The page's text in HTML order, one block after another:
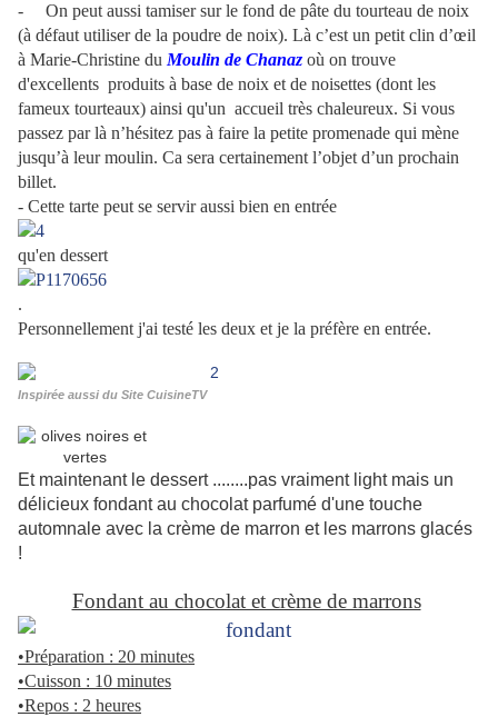
-
On peut aussi tamiser sur le fond de pâte du tourteau de noix
(à défaut utiliser de la poudre de noix). Là c’est un petit clin d’œil
à Marie-Christine du Moulin de Chanaz où on trouve
d'excellents produits à base de noix et de noisettes (dont les
fameux tourteaux) ainsi qu'un accueil très chaleureux. Si vous
passez par là n’hésitez pas à faire la petite promenade qui mène
jusqu’à leur moulin. Ca sera certainement l’objet d’un prochain
billet.
- Cette tarte peut se servir aussi bien en entrée
qu'en dessert
.
Personnellement j'ai testé les deux et je la préfère en entrée.
Inspirée aussi du Site CuisineTV
Et maintenant le dessert ........pas vraiment light mais un
délicieux fondant au chocolat parfumé d'une touche
automnale avec la crème de marron et les marrons glacés
!
Fondant au chocolat et crème de marrons
•Préparation : 20 minutes
•Cuisson : 10 minutes
•Repos : 2 heures